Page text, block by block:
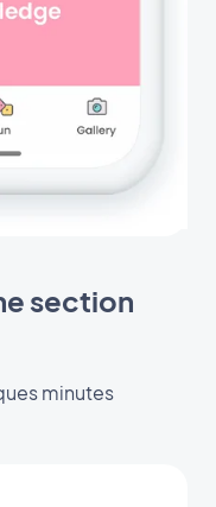
section
minutes